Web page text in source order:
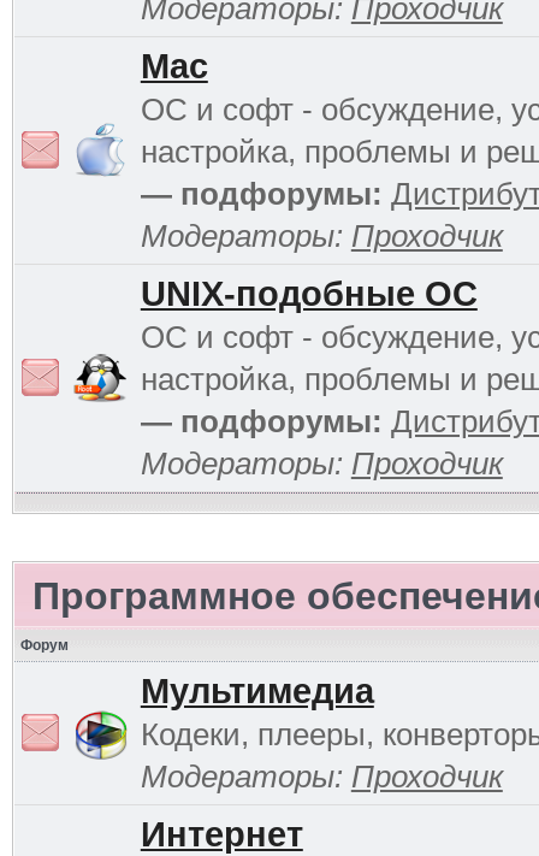
Модераторы: Проходчик
Mac
ОС и софт - обсуждение,
настройка, проблемы и
— подфорумы:
Модераторы: Проходчик
UNIX-подобные ОС
ОС и софт - обсуждение,
настройка, проблемы и
— подфорумы:
Модераторы: Проходчик
Программное
Форум
Мультимедиа
Кодеки, плееры,
Модераторы: Проходчик
Интернет